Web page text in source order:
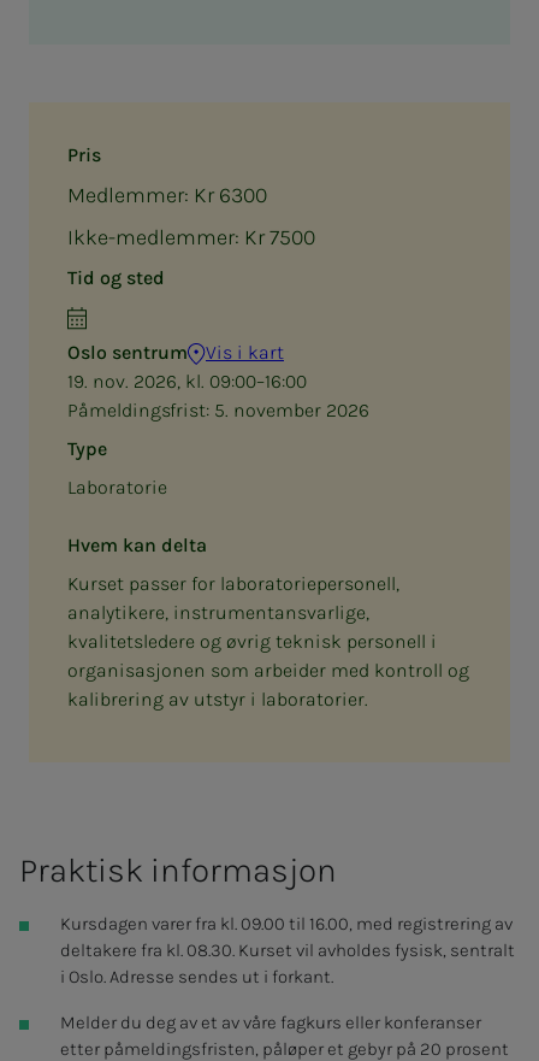
Pris
Medlemmer: Kr 6300
Ikke-medlemmer: Kr 7500
Tid og sted
Oslo sentrum
Vis i kart
19. nov. 2026, kl. 09:00–16:00
Påmeldingsfrist: 5. november 2026
Type
Laboratorie
Hvem kan delta
Kurset passer for laboratoriepersonell,
analytikere, instrumentansvarlige,
kvalitetsledere og øvrig teknisk personell i
organisasjonen som arbeider med kontroll og
kalibrering av utstyr i laboratorier.
Prak­­­tisk in­­­for­­­ma­­­sjon
Kursdagen varer fra kl. 09.00 til 16.00, med registrering av
deltakere fra kl. 08.30. Kurset vil avholdes fysisk, sentralt
i Oslo. Adresse sendes ut i forkant.
Melder du deg av et av våre fagkurs eller konferanser
etter påmeldingsfristen, påløper et gebyr på 20 prosent